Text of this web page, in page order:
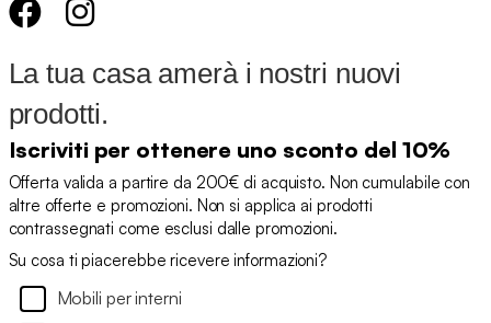
La tua casa amerà i nostri nuovi
prodotti.
Iscriviti per ottenere uno sconto del 10%
Offerta valida a partire da 200€ di acquisto. Non cumulabile con
altre offerte e promozioni. Non si applica ai prodotti
contrassegnati come esclusi dalle promozioni.
Su cosa ti piacerebbe ricevere informazioni?
Mobili per interni